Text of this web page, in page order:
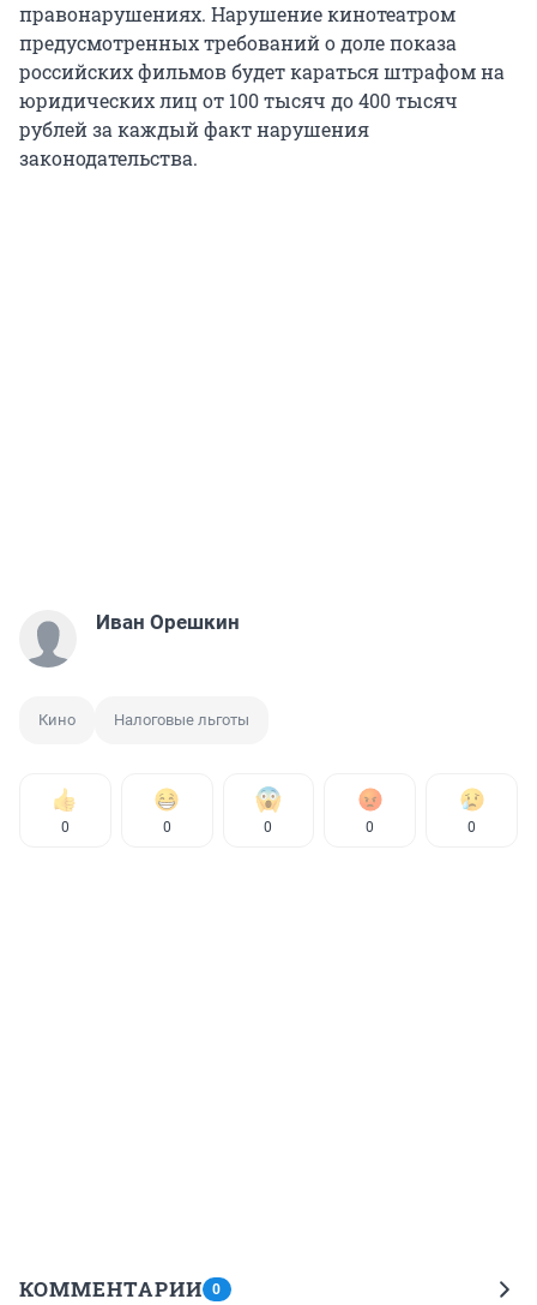
правонарушениях. Нарушение кинотеатром
предусмотренных требований о доле показа
российских фильмов будет караться штрафом на
юридических лиц от 100 тысяч до 400 тысяч
рублей за каждый факт нарушения
законодательства.
Иван Орешкин
Кино Налоговые льготы
0 0 0 0 0
КОММЕНТАРИИ 0